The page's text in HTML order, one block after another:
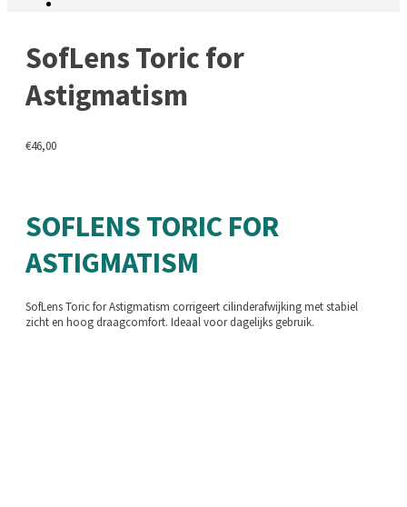
SofLens Toric for
Astigmatism
€46,00
SOFLENS TORIC FOR
ASTIGMATISM
SofLens Toric for Astigmatism corrigeert cilinderafwijking met stabiel
zicht en hoog draagcomfort. Ideaal voor dagelijks gebruik.